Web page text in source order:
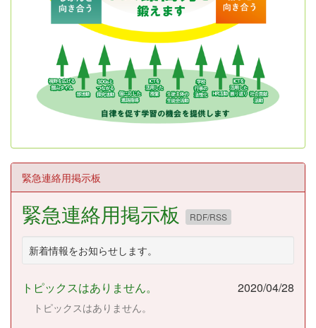
緊急連絡用掲示板
緊急連絡用掲示板 RDF/RSS
新着情報をお知らせします。
トピックスはありません。 2020/04/28
トピックスはありません。